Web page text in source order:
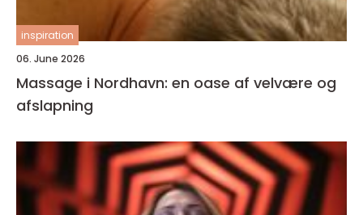
inspiration
06. June 2026
Massage i Nordhavn: en oase af velvære og
afslapning